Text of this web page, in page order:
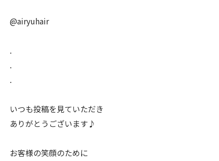
@airyuhair
.
.
.
いつも投稿を見ていただき
ありがとうございます♪
お客様の笑顔のために